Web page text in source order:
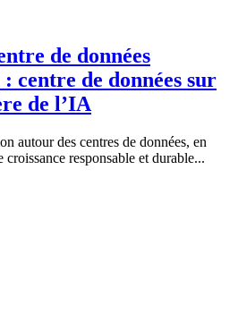
de données
centre de données sur
de l’IA
autour des centres de données, en
responsable et durable...